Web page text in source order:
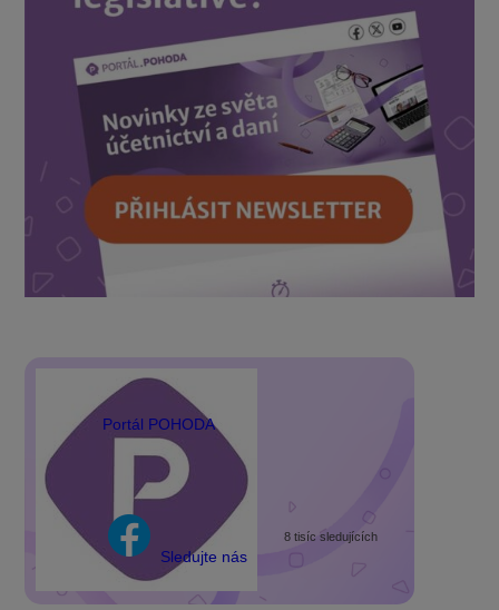
Portál POHODA
Sledujte nás
8 tisíc sledujících